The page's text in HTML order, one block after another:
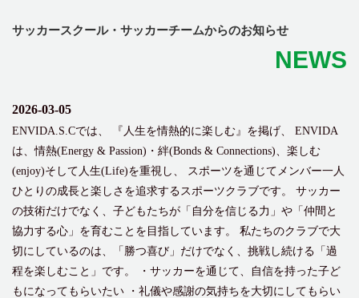
サッカースクール・サッカーチームからのお知らせ
NEWS
2026-03-05
ENVIDA.S.Cでは、 『人生を情熱的に楽しむ』を掲げ、 ENVIDA
は、情熱(Energy & Passion)・絆(Bonds & Connections)、楽しむ
(enjoy)そして人生(Life)を重視し、 スポーツを通じてメンバー一人
ひとりの成長と楽しさを追求するスポーツクラブです。 サッカー
の技術だけでなく、子どもたちが「自分を信じる力」や「仲間と
協力する心」を育むことを目指しています。 私たちのクラブで大
切にしているのは、「勝つ喜び」だけでなく、挑戦し続ける「過
程を楽しむこと」です。 ・サッカーを通じて、自信を持った子ど
もになってもらいたい ・礼儀や感謝の気持ちを大切にしてもらい